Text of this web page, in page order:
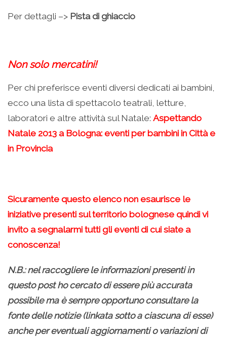
Per dettagli –> Pista di ghiaccio
Non solo mercatini!
Per chi preferisce eventi diversi dedicati ai bambini,
ecco una lista di spettacolo teatrali, letture,
laboratori e altre attività sul Natale: Aspettando
Natale 2013 a Bologna: eventi per bambini in Città e
in Provincia
Sicuramente questo elenco non esaurisce le
iniziative presenti sul territorio bolognese quindi vi
invito a segnalarmi tutti gli eventi di cui siate a
conoscenza!
N.B.: nel raccogliere le informazioni presenti in
questo post ho cercato di essere più accurata
possibile ma è sempre opportuno consultare la
fonte delle notizie (linkata sotto a ciascuna di esse)
anche per eventuali aggiornamenti o variazioni di